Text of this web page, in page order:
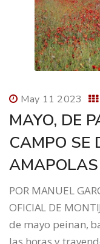
May 11 2023
MAYO, DE
CAMPO SE
AMAPOLAS
POR MANUEL
OFICIAL DE
de mayo peinan,